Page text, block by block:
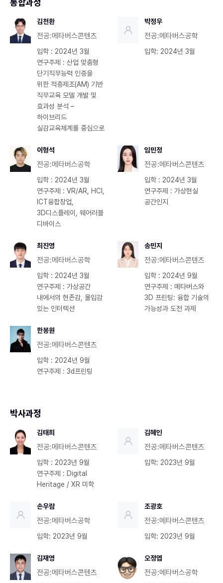
통합과정
김천환
전공:메타버스콘텐츠
입학 : 2024년 3월
연구주제 : 산업 맞춤형
단기직무능력 인증을
위한 적층제조(AM) 기반
직무교육 모델 개발 및
효과성 분석 –
하이브리드
실감교육체계를 중심으로
박정우
전공:메타버스공학
입학: 2024년 3월
이형석
전공:메타버스공학
입학 : 2024년 3월
연구주제 : VR/AR, HCI,
ICT융합창업,
3D디스플레이, 웨어러블
디바이스
임민정
전공:메타버스콘텐츠
입학 : 2024년 3월
연구주제 : 가상현실
공간인지
최진영
전공:메타버스공학
입학 : 2024년 3월
연구주제 : 가상공간
내에서의 현존감, 몰입감
있는 인터렉션
송민지
전공:메타버스콘텐츠
입학 : 2024년 9월
연구주제 : 메타버스와
3D 프린팅: 융합 기술의
가능성과 도전 과제
한봉원
전공:메타버스콘텐츠
입학 : 2024년 9월
연구주제 : 3d프린팅
박사과정
김태희
전공:메타버스콘텐츠
입학 : 2023년 9월
연구주제 : Digital
Heritage / XR 미학
김혜인
전공:메타버스콘텐츠
입학: 2023년 9월
손우람
전공:메타버스공학
입학: 2023년 9월
조광호
전공:메타버스콘텐츠
입학: 2023년 9월
김재영
전공:메타버스콘텐츠
오정엽
전공:메타버스공학